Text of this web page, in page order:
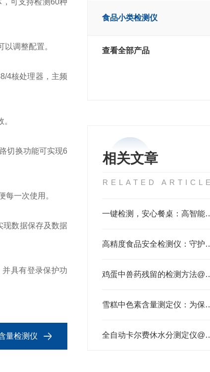
食品小类检测仪
查看全部产品
相关文章
RELATED
一键检测，安心餐桌：
高精度食品安全检
鸡蛋中兽药残
雪糕中色素含量测
全自动卡尔费休
可支持检测60种
调整配置。
4核处理器，主频
切换功能可实现6
一次使用。
数据保存及数据
具有登录保护功
量检测仪